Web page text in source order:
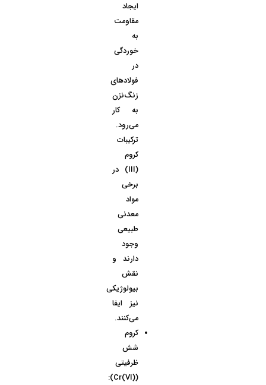
ایجاد
مقاومت
به
خوردگی
در
فولادهای
زنگ‌نزن
به کار
می‌رود.
ترکیبات
کروم
(III) در
برخی
مواد
معدنی
طبیعی
وجود
دارند و
نقش
بیولوژیکی
نیز ایفا
می‌کنند.
کروم
شش
ظرفیتی
(Cr(VI)):